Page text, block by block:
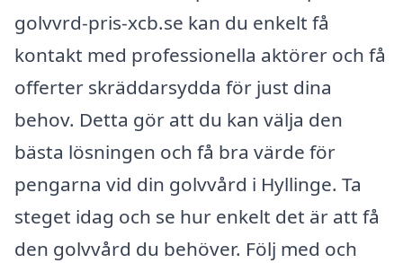
golvvrd-pris-xcb.se kan du enkelt få
kontakt med professionella aktörer och få
offerter skräddarsydda för just dina
behov. Detta gör att du kan välja den
bästa lösningen och få bra värde för
pengarna vid din golvvård i Hyllinge. Ta
steget idag och se hur enkelt det är att få
den golvvård du behöver. Följ med och